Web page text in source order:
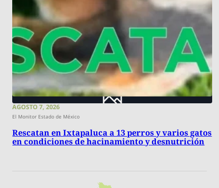
AGOSTO 7, 2026
El Monitor Estado de México
Rescatan en Ixtapaluca a 13 perros y varios gatos
en condiciones de hacinamiento y desnutrición